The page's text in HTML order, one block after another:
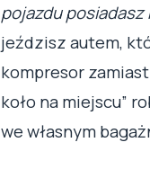
pojazdu posiadasz
jeździsz autem,
kompresor
koło na miejscu”
we własnym